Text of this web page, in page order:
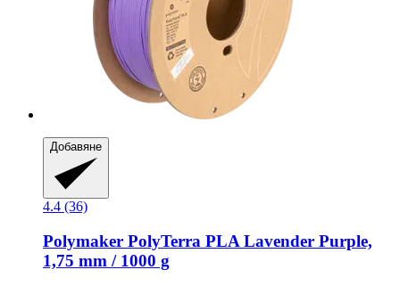
Добавяне
4.4 (36)
Polymaker PolyTerra PLA Lavender Purple,
1,75 mm / 1000 g